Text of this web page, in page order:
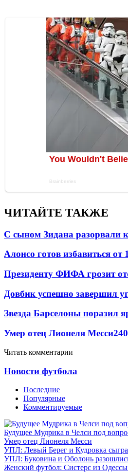
ЧИТАЙТЕ ТАКЖЕ
С сыном Зидана разорвали
Алонсо готов избавиться от
Президенту ФИФА грозит
Довбик успешно завершил
Звезда Барселоны поразил
Умер отец Лионеля Месси240
Читать комментарии
Новости футбола
Последние
Популярные
Комментируемые
Будущее Мудрика в Челси под
Умер отец Лионеля Месси
УПЛ: Левый Берег и Кудровка
УПЛ: Буковина и Оболонь
Женский футбол: Систерс из